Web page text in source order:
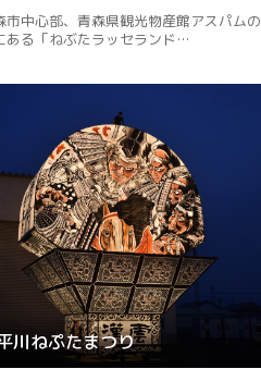
市中心部、青森県観光物産館アスパムの
ある「ねぶたラッセランド…
川ねぷたまつり